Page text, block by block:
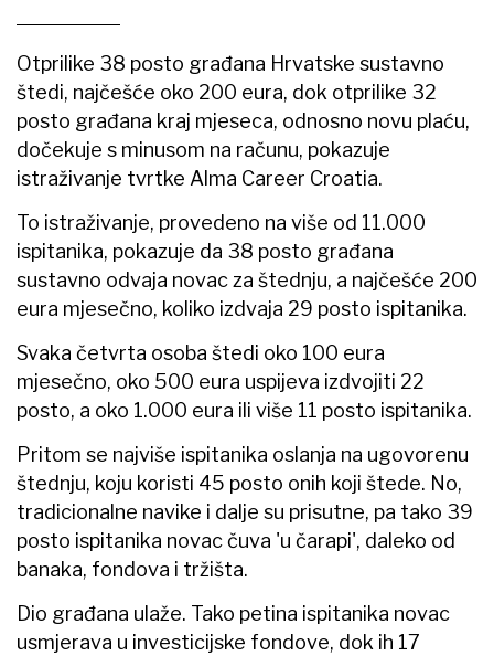
Otprilike 38 posto građana Hrvatske sustavno
štedi, najčešće oko 200 eura, dok otprilike 32
posto građana kraj mjeseca, odnosno novu plaću,
dočekuje s minusom na računu, pokazuje
istraživanje tvrtke Alma Career Croatia.
To istraživanje, provedeno na više od 11.000
ispitanika, pokazuje da 38 posto građana
sustavno odvaja novac za štednju, a najčešće 200
eura mjesečno, koliko izdvaja 29 posto ispitanika.
Svaka četvrta osoba štedi oko 100 eura
mjesečno, oko 500 eura uspijeva izdvojiti 22
posto, a oko 1.000 eura ili više 11 posto ispitanika.
Pritom se najviše ispitanika oslanja na ugovorenu
štednju, koju koristi 45 posto onih koji štede. No,
tradicionalne navike i dalje su prisutne, pa tako 39
posto ispitanika novac čuva 'u čarapi', daleko od
banaka, fondova i tržišta.
Dio građana ulaže. Tako petina ispitanika novac
usmjerava u investicijske fondove, dok ih 17